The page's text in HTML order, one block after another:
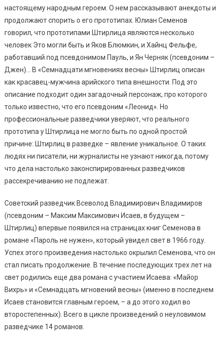
настоящему народным героем. О нем рассказывают анекдоты и
продолжают спорить о его прототипах. Юлиан Семенов
говорил, что прототипами Штирлица являются несколько
человек Это могли быть и Яков Блюмкин, и Хайнц Фельфе,
работавший под псевдонимом Пауль, и Ян Черняк (псевдоним –
Джен)… В «Семнадцати мгновениях весны» Штирлиц описан
как красавец-мужчина арийского типа внешности. Под это
описание подходит один загадочный персонаж, про которого
только известно, что его псевдоним «Леонид». Но
профессиональные разведчики уверяют, что реального
прототипа у Штирлица не могло быть по одной простой
причине: Штирлиц в разведке – явление уникальное. О таких
людях ни писатели, ни журналисты не узнают никогда, потому
что дела настолько законспирированных разведчиков
рассекречиванию не подлежат.
Советский разведчик Всеволод Владимирович Владимиров
(псевдоним – Максим Максимович Исаев, в будущем –
Штирлиц) впервые появился на страницах книг Семенова в
романе «Пароль не нужен», который увидел свет в 1966 году.
Успех этого произведения настолько окрылил Семенова, что он
стал писать продолжение. В течение последующих трех лет на
свет родились еще два романа с участием Исаева: «Майор
Вихрь» и «Семнадцать мгновений весны» (именно в последнем
Исаев становится главным героем, – а до этого ходил во
второстепенных). Всего в цикле произведений о неуловимом
разведчике 14 романов.